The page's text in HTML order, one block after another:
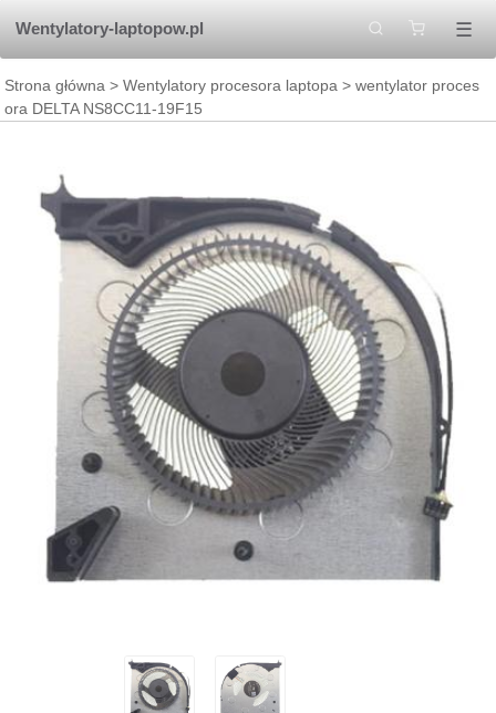
Wentylatory-laptopow.pl ☰
Strona główna >Wentylatory procesora laptopa > wentylator proces
ora DELTA NS8CC11-19F15